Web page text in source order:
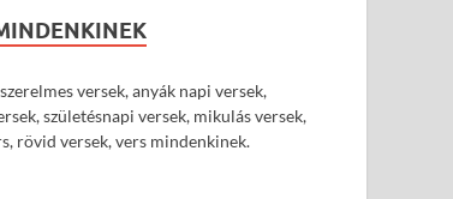
versek, anyák napi versek,
születésnapi versek, mikulás versek,
rövid versek, vers mindenkinek.